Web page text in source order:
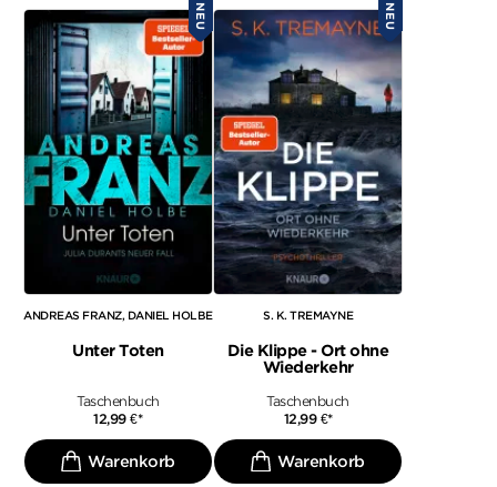
NEU
ANDREAS FRANZ DANIEL HOLBE
Unter Toten
Taschenbuch
12,99€*
NEU
S. K. TREMAYNE
Die Klippe - Ort ohne
Wiederkehr
Taschenbuch
12,99 €*